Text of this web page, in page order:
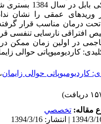
یحیی‌نژاد
وریدهای عمقی را نشان
تحت درمان مناسب قرار
افتراقی نارسایی تنفسی
در اولین زمان ممکن
کاردیومیوپاتی حوالی
کاردیومیوپاتی حوالی زایمان،
مقاله: تخصصي